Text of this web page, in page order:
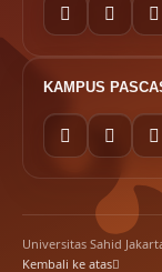
KAMPUS
Universitas Sahid
Kembali ke atas